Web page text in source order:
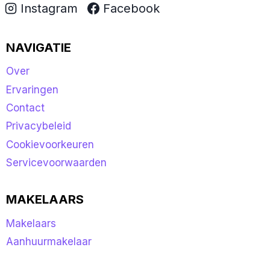
Instagram Facebook
NAVIGATIE
Over
Ervaringen
Contact
Privacybeleid
Cookievoorkeuren
Servicevoorwaarden
MAKELAARS
Makelaars
Aanhuurmakelaar